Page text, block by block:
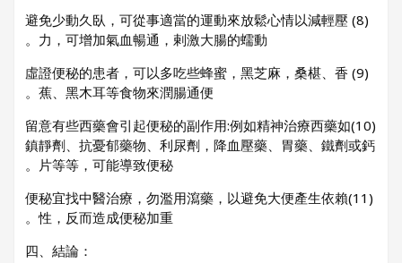
(8) 避免少動久臥，可從事適當的運動來放鬆心情以減輕壓
力，可增加氣血暢通，剌激大腸的蠕動。
(9) 虛證便秘的患者，可以多吃些蜂蜜，黑芝麻，桑椹、香
蕉、黑木耳等食物來潤腸通便。
(10)留意有些西藥會引起便秘的副作用:例如精神治療西藥如
鎮靜劑、抗憂郁藥物、利尿劑，降血壓藥、胃藥、鐵劑或鈣
片等等，可能導致便秘。
(11)便秘宜找中醫治療，勿濫用瀉藥，以避免大便產生依賴
性，反而造成便秘加重。
四、結論：